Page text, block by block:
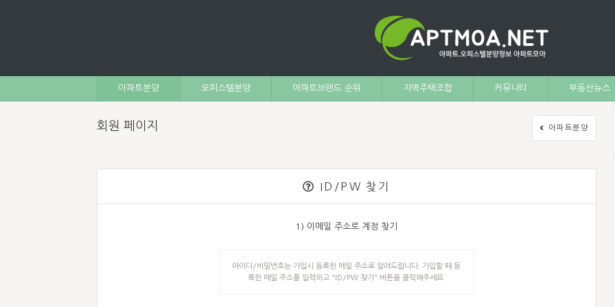
아파트분양 오피스텔분양 아파트브랜드 순위 지역주택조합 커뮤니티 부동산뉴스
회원 페이지 아파트분양
ID/PW 찾기
1) 이메일 주소로 계정 찾기
아이디/비밀번호는 가입시 등록한 메일 주소로 알려드립니다. 가입할 때 등
록한 메일 주소를 입력하고 "ID/PW 찾기" 버튼을 클릭해주세요.